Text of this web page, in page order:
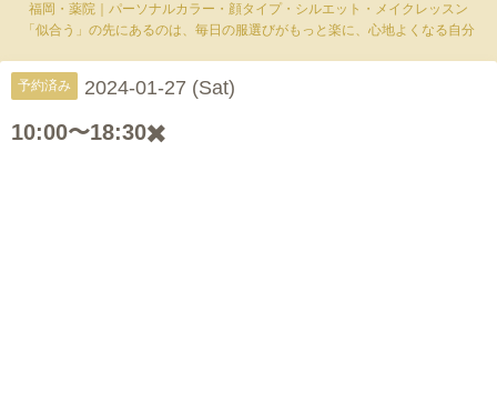
福岡・薬院｜パーソナルカラー・顔タイプ・シルエット・メイクレッスン
「似合う」の先にあるのは、毎日の服選びがもっと楽に、心地よくなる自分
予約済み 2024-01-27 (Sat)
10:00〜18:30✖️